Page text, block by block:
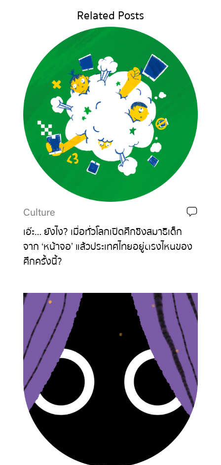
Related Posts
Culture
เอ๊ะ… ยังไง? เมื่อทั่วโลกเปิดศึกชิงสมาธิเด็ก
จาก ‘หน้าจอ’ แล้วประเทศไทยอยู่ตรงไหนของ
ศึกครั้งนี้?